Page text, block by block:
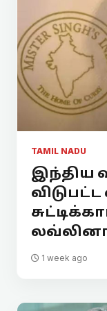
TAMIL NADU
இந்திய
லவ்லினா
1 week ago